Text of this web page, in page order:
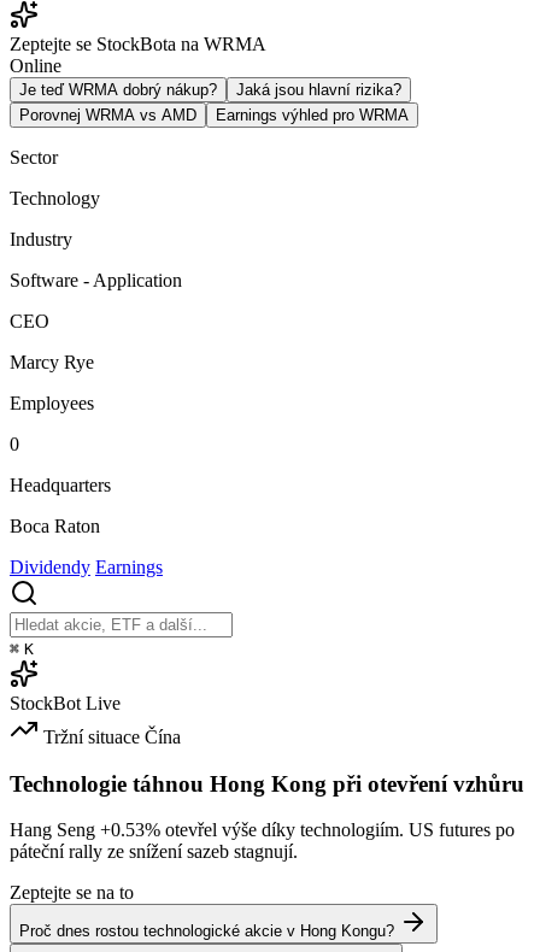
Zeptejte se StockBota na WRMA
Online
Je teď WRMA dobrý nákup?
Jaká jsou hlavní rizika?
Porovnej WRMA vs AMD
Earnings výhled pro WRMA
Sector
Technology
Industry
Software - Application
CEO
Marcy Rye
Employees
0
Headquarters
Boca Raton
Dividendy Earnings
⌘ K
StockBot Live
Tržní situace Čína
Technologie táhnou Hong Kong při otevření vzhůru
Hang Seng +0.53% otevřel výše díky technologiím. US futures po
páteční rally ze snížení sazeb stagnují.
Zeptejte se na to
Proč dnes rostou technologické akcie v Hong Kongu?